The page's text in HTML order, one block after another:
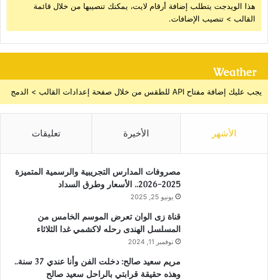
هذا الويدجت يتطلب إضافة أرقام لايت، يمكنك تنصيبها من خلال قائمة
القالب > تنصيب الإضافات.
Weather
يجب عليك إضافة مفتاح API للطقس من خلال صفحة إعدادات القالب > الدمج
الأشهر الأخيرة تعليقات
مصروفات المدارس التجريبية والرسمية المتميزة
2025-2026.. الأسعار وطرق السداد
يونيو 25, 2025
قناة زى الوان تعرض الموسم الخامس من
المسلسل الهندى رحله لاكشمي غدا الثلاثاء
نوفمبر 11, 2024
مريم سعيد صالح: دخلت الفن وأنا عندي 37 سنة..
وهذه حقيقة قرابتي بالراحل سعيد صالح